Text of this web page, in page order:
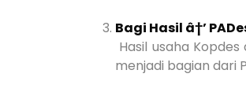
Bagi Hasil â†’
Hasil usaha
menjadi bagian dari